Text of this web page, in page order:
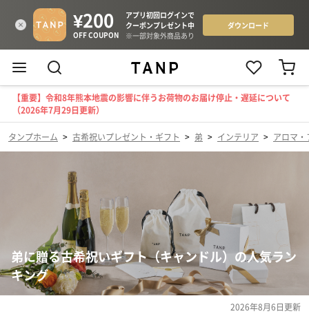
【重要】令和8年熊本地震の影響に伴うお荷物のお届け停止・遅延について
（2026年7月29日更新）
タンプホーム > 古希祝いプレゼント・ギフト > 弟 > インテリア > アロマ
弟に贈る古希祝いギフト（キャンドル）の人気ラン
キング
2026年8月6日更新